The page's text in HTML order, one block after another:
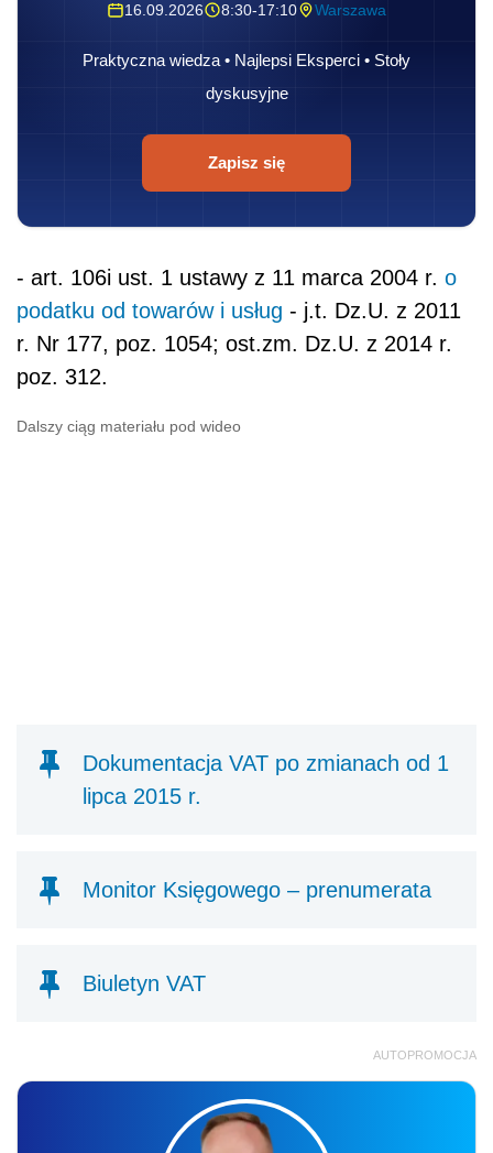
16.09.2026 8:30-17:10 Warszawa
Praktyczna wiedza • Najlepsi Eksperci • Stoły
dyskusyjne
Zapisz się
- art. 106i ust. 1 ustawy z 11 marca 2004 r. o
podatku od towarów i usług - j.t. Dz.U. z 2011
r. Nr 177, poz. 1054; ost.zm. Dz.U. z 2014 r.
poz. 312.
Dalszy ciąg materiału pod wideo
Dokumentacja VAT po zmianach od 1
lipca 2015 r.
Monitor Księgowego – prenumerata
Biuletyn VAT
AUTOPROMOCJA